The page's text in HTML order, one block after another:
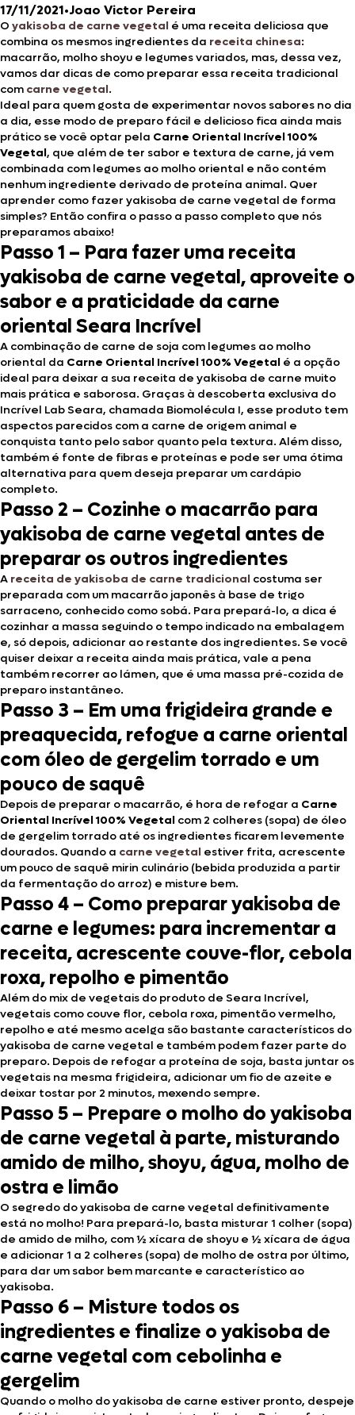
17/11/2021•Joao Victor Pereira
O yakisoba de carne vegetal é uma receita deliciosa que
combina os mesmos ingredientes da receita chinesa:
macarrão, molho shoyu e legumes variados, mas, dessa vez,
vamos dar dicas de como preparar essa receita tradicional
com carne vegetal.
Ideal para quem gosta de experimentar novos sabores no dia
a dia, esse modo de preparo fácil e delicioso fica ainda mais
prático se você optar pela Carne Oriental Incrível 100%
Vegetal, que além de ter sabor e textura de carne, já vem
combinada com legumes ao molho oriental e não contém
nenhum ingrediente derivado de proteína animal. Quer
aprender como fazer yakisoba de carne vegetal de forma
simples? Então confira o passo a passo completo que nós
preparamos abaixo!
Passo 1 – Para fazer uma receita
yakisoba de carne vegetal, aproveite o
sabor e a praticidade da carne
oriental Seara Incrível
A combinação de carne de soja com legumes ao molho
oriental da Carne Oriental Incrível 100% Vegetal é a opção
ideal para deixar a sua receita de yakisoba de carne muito
mais prática e saborosa. Graças à descoberta exclusiva do
Incrível Lab Seara, chamada Biomolécula I, esse produto tem
aspectos parecidos com a carne de origem animal e
conquista tanto pelo sabor quanto pela textura. Além disso,
também é fonte de fibras e proteínas e pode ser uma ótima
alternativa para quem deseja preparar um cardápio
completo.
Passo 2 – Cozinhe o macarrão para
yakisoba de carne vegetal antes de
preparar os outros ingredientes
A receita de yakisoba de carne tradicional costuma ser
preparada com um macarrão japonês à base de trigo
sarraceno, conhecido como sobá. Para prepará-lo, a dica é
cozinhar a massa seguindo o tempo indicado na embalagem
e, só depois, adicionar ao restante dos ingredientes. Se você
quiser deixar a receita ainda mais prática, vale a pena
também recorrer ao lámen, que é uma massa pré-cozida de
preparo instantâneo.
Passo 3 – Em uma frigideira grande e
preaquecida, refogue a carne oriental
com óleo de gergelim torrado e um
pouco de saquê
Depois de preparar o macarrão, é hora de refogar a Carne
Oriental Incrível 100% Vegetal com 2 colheres (sopa) de óleo
de gergelim torrado até os ingredientes ficarem levemente
dourados. Quando a carne vegetal estiver frita, acrescente
um pouco de saquê mirin culinário (bebida produzida a partir
da fermentação do arroz) e misture bem.
Passo 4 – Como preparar yakisoba de
carne e legumes: para incrementar a
receita, acrescente couve-flor, cebola
roxa, repolho e pimentão
Além do mix de vegetais do produto de Seara Incrível,
vegetais como couve flor, cebola roxa, pimentão vermelho,
repolho e até mesmo acelga são bastante característicos do
yakisoba de carne vegetal e também podem fazer parte do
preparo. Depois de refogar a proteína de soja, basta juntar os
vegetais na mesma frigideira, adicionar um fio de azeite e
deixar tostar por 2 minutos, mexendo sempre.
Passo 5 – Prepare o molho do yakisoba
de carne vegetal à parte, misturando
amido de milho, shoyu, água, molho de
ostra e limão
O segredo do yakisoba de carne vegetal definitivamente
está no molho! Para prepará-lo, basta misturar 1 colher (sopa)
de amido de milho, com ½ xícara de shoyu e ½ xícara de água
e adicionar 1 a 2 colheres (sopa) de molho de ostra por último,
para dar um sabor bem marcante e característico ao
yakisoba.
Passo 6 – Misture todos os
ingredientes e finalize o yakisoba de
carne vegetal com cebolinha e
gergelim
Quando o molho do yakisoba de carne estiver pronto, despeje